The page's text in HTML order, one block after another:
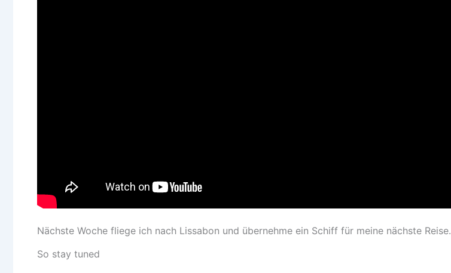
Nächste Woche fliege ich nach Lissabon und übernehme ein Schiff für meine nächste Reise.
So stay tuned